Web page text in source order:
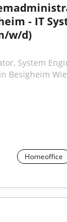
- IT
w/d)
System
Besigheim
Homeoffice